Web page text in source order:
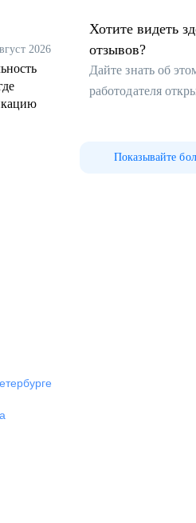
2026
Хотите видеть
отзывов?
Дайте знать об
работодателя
Показывайте